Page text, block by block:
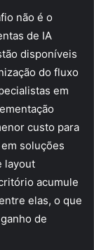
não é o
de IA
disponíveis
do fluxo
em
custo para
soluções
layout
acumule
elas, o que
de